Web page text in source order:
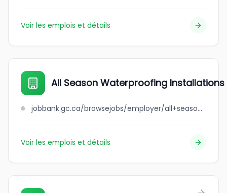
Voir les emplois et détails
All Season Waterproofing Installations
jobbank.gc.ca/browsejobs/employer/all+season+waterproofing+installations+ltd./ca
Voir les emplois et détails